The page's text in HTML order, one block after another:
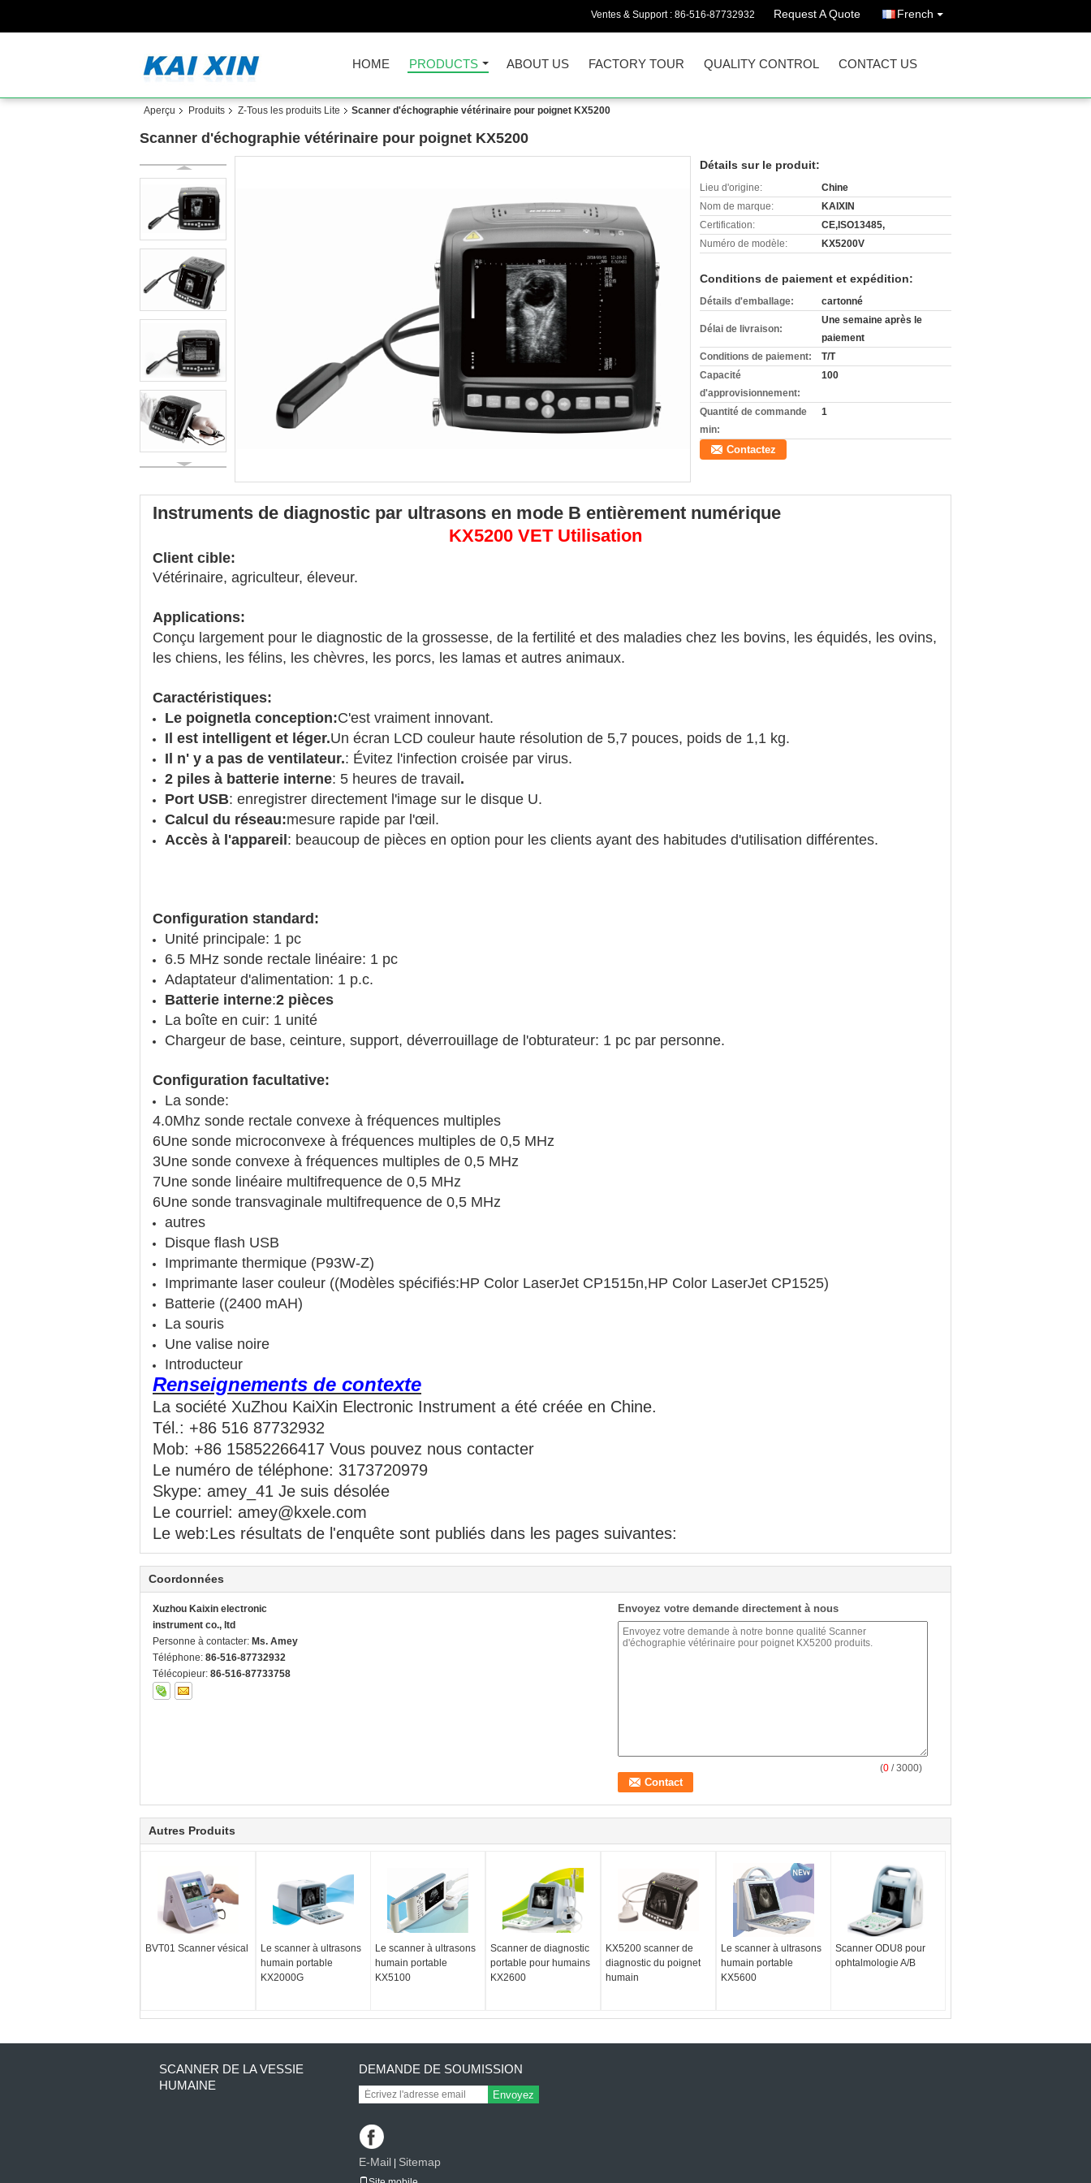
Ventes & Support : 86-516-87732932 Request A Quote French
HOME PRODUCTS ABOUT US FACTORY TOUR QUALITY CONTROL CONTACT US
Aperçu Produits Z-Tous les produits Lite Scanner d'échographie vétérinaire pour poignet KX5200
Scanner d'échographie vétérinaire pour poignet KX5200
Détails sur le produit:
Lieu d'origine:
Chine
Nom de marque:
KAIXIN
Certification:
CE,ISO13485,
Numéro de modèle:
KX5200V
Conditions de paiement et expédition:
Détails d'emballage: cartonné
Délai de livraison:
Une semaine après le
paiement
Conditions de paiement:
T/T
Capacité
d'approvisionnement:
100
Quantité de commande
min:
1
Contactez
Instruments de diagnostic par ultrasons en mode B entièrement numérique
KX5200 VET Utilisation
Client cible:
Vétérinaire, agriculteur, éleveur.
Applications:
Conçu largement pour le diagnostic de la grossesse, de la fertilité et des maladies chez les bovins, les équidés, les ovins,
les chiens, les félins, les chèvres, les porcs, les lamas et autres animaux.
Caractéristiques:
Le poignet la conception:C'est vraiment innovant.
Il est intelligent et léger.Un écran LCD couleur haute résolution de 5,7 pouces, poids de 1,1 kg.
Il n' y a pas de ventilateur.: Évitez l'infection croisée par virus.
2 piles à batterie interne: 5 heures de travail .
Port USB: enregistrer directement l'image sur le disque U.
Calcul du réseau:mesure rapide par l'œil.
Accès à l'appareil : beaucoup de pièces en option pour les clients ayant des habitudes d'utilisation différentes.
Configuration standard :
Unité principale: 1 pc
6.5 MHz sonde rectale linéaire: 1 pc
Adaptateur d'alimentation: 1 p.c.
Batterie interne:2 pièces
La boîte en cuir: 1 unité
Chargeur de base, ceinture, support, déverrouillage de l'obturateur: 1 pc par personne.
Configuration facultative:
La sonde:
4.0Mhz sonde rectale convexe à fréquences multiples
6Une sonde microconvexe à fréquences multiples de 0,5 MHz
3Une sonde convexe à fréquences multiples de 0,5 MHz
7Une sonde linéaire multifrequence de 0,5 MHz
6Une sonde transvaginale multifrequence de 0,5 MHz
autres
Disque flash USB
Imprimante thermique (P93W-Z)
Imprimante laser couleur ((Modèles spécifiés:HP Color LaserJet CP1515n,HP Color LaserJet CP1525)
Batterie ((2400 mAH)
La souris
Une valise noire
Introducteur
Renseignements de contexte
La société XuZhou KaiXin Electronic Instrument a été créée en Chine.
Tél.: +86 516 87732932
Mob: +86 15852266417 Vous pouvez nous contacter
Le numéro de téléphone: 3173720979
Skype: amey_41 Je suis désolée
Le courriel: amey@kxele.com
Le web:Les résultats de l'enquête sont publiés dans les pages suivantes:
Coordonnées
Xuzhou Kaixin electronic
instrument co., ltd
Personne à contacter: Ms. Amey
Téléphone: 86-516-87732932
Télécopieur: 86-516-87733758
Envoyez votre demande directement à nous
(0 / 3000)
Autres Produits
BVT01 Scanner vésical
Le scanner à ultrasons
humain portable
KX2000G
Le scanner à ultrasons
humain portable
KX5100
Scanner de diagnostic
portable pour humains
KX2600
KX5200 scanner de
diagnostic du poignet
humain
Le scanner à ultrasons
humain portable
KX5600
Scanner ODU8 pour
ophtalmologie A/B
SCANNER DE LA VESSIE
HUMAINE
DEMANDE DE SOUMISSION
Envoyez
E-Mail Sitemap